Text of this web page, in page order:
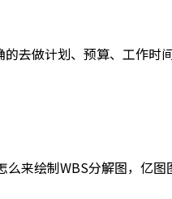
去做计划、预算、工作时
来绘制WBS分解图，亿图